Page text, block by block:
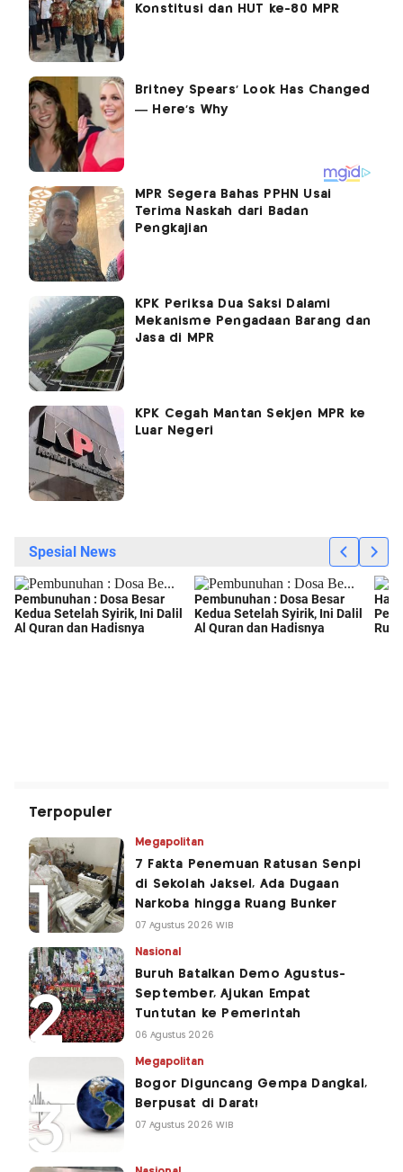
Konstitusi dan HUT ke-80 MPR
MPR Segera Bahas PPHN Usai
Terima Naskah dari Badan
Pengkajian
KPK Periksa Dua Saksi Dalami
Mekanisme Pengadaan Barang dan
Jasa di MPR
KPK Cegah Mantan Sekjen MPR ke
Luar Negeri
Terpopuler
Megapolitan
7 Fakta Penemuan Ratusan Senpi
di Sekolah Jaksel, Ada Dugaan
Narkoba hingga Ruang Bunker
07 Agustus 2026 WIB
Nasional
Buruh Batalkan Demo Agustus-
September, Ajukan Empat
Tuntutan ke Pemerintah
06 Agustus 2026
Megapolitan
Bogor Diguncang Gempa Dangkal,
Berpusat di Darat!
07 Agustus 2026 WIB